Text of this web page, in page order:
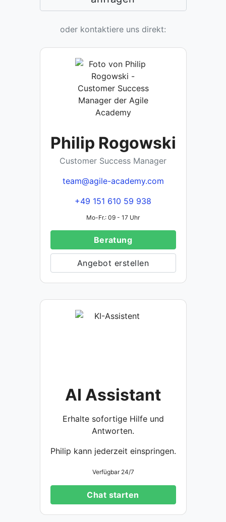
oder kontaktiere uns direkt:
Philip Rogowski
Customer Success Manager
team@agile-academy.com
+49 151 610 59 938
Mo-Fr.: 09 - 17 Uhr
Beratung
Angebot erstellen
AI Assistant
Erhalte sofortige Hilfe und
Antworten.
Philip kann jederzeit einspringen.
Verfügbar 24/7
Chat starten